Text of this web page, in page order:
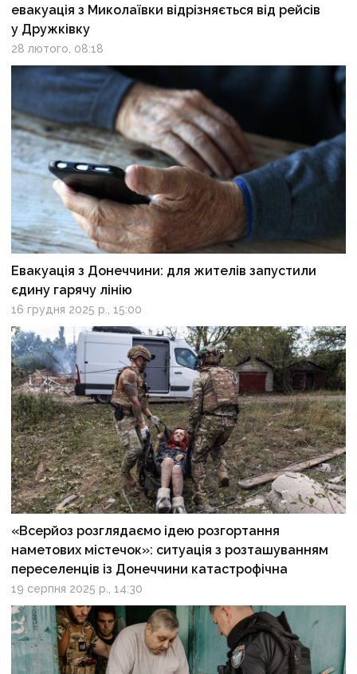
евакуація з Миколаївки відрізняється від рейсів
у Дружківку
28 лютого, 08:18
Евакуація з Донеччини: для жителів запустили
єдину гарячу лінію
16 грудня 2025 р., 15:00
«Всерйоз розглядаємо ідею розгортання
наметових містечок»: ситуація з розташуванням
переселенців із Донеччини катастрофічна
19 серпня 2025 р., 14:30